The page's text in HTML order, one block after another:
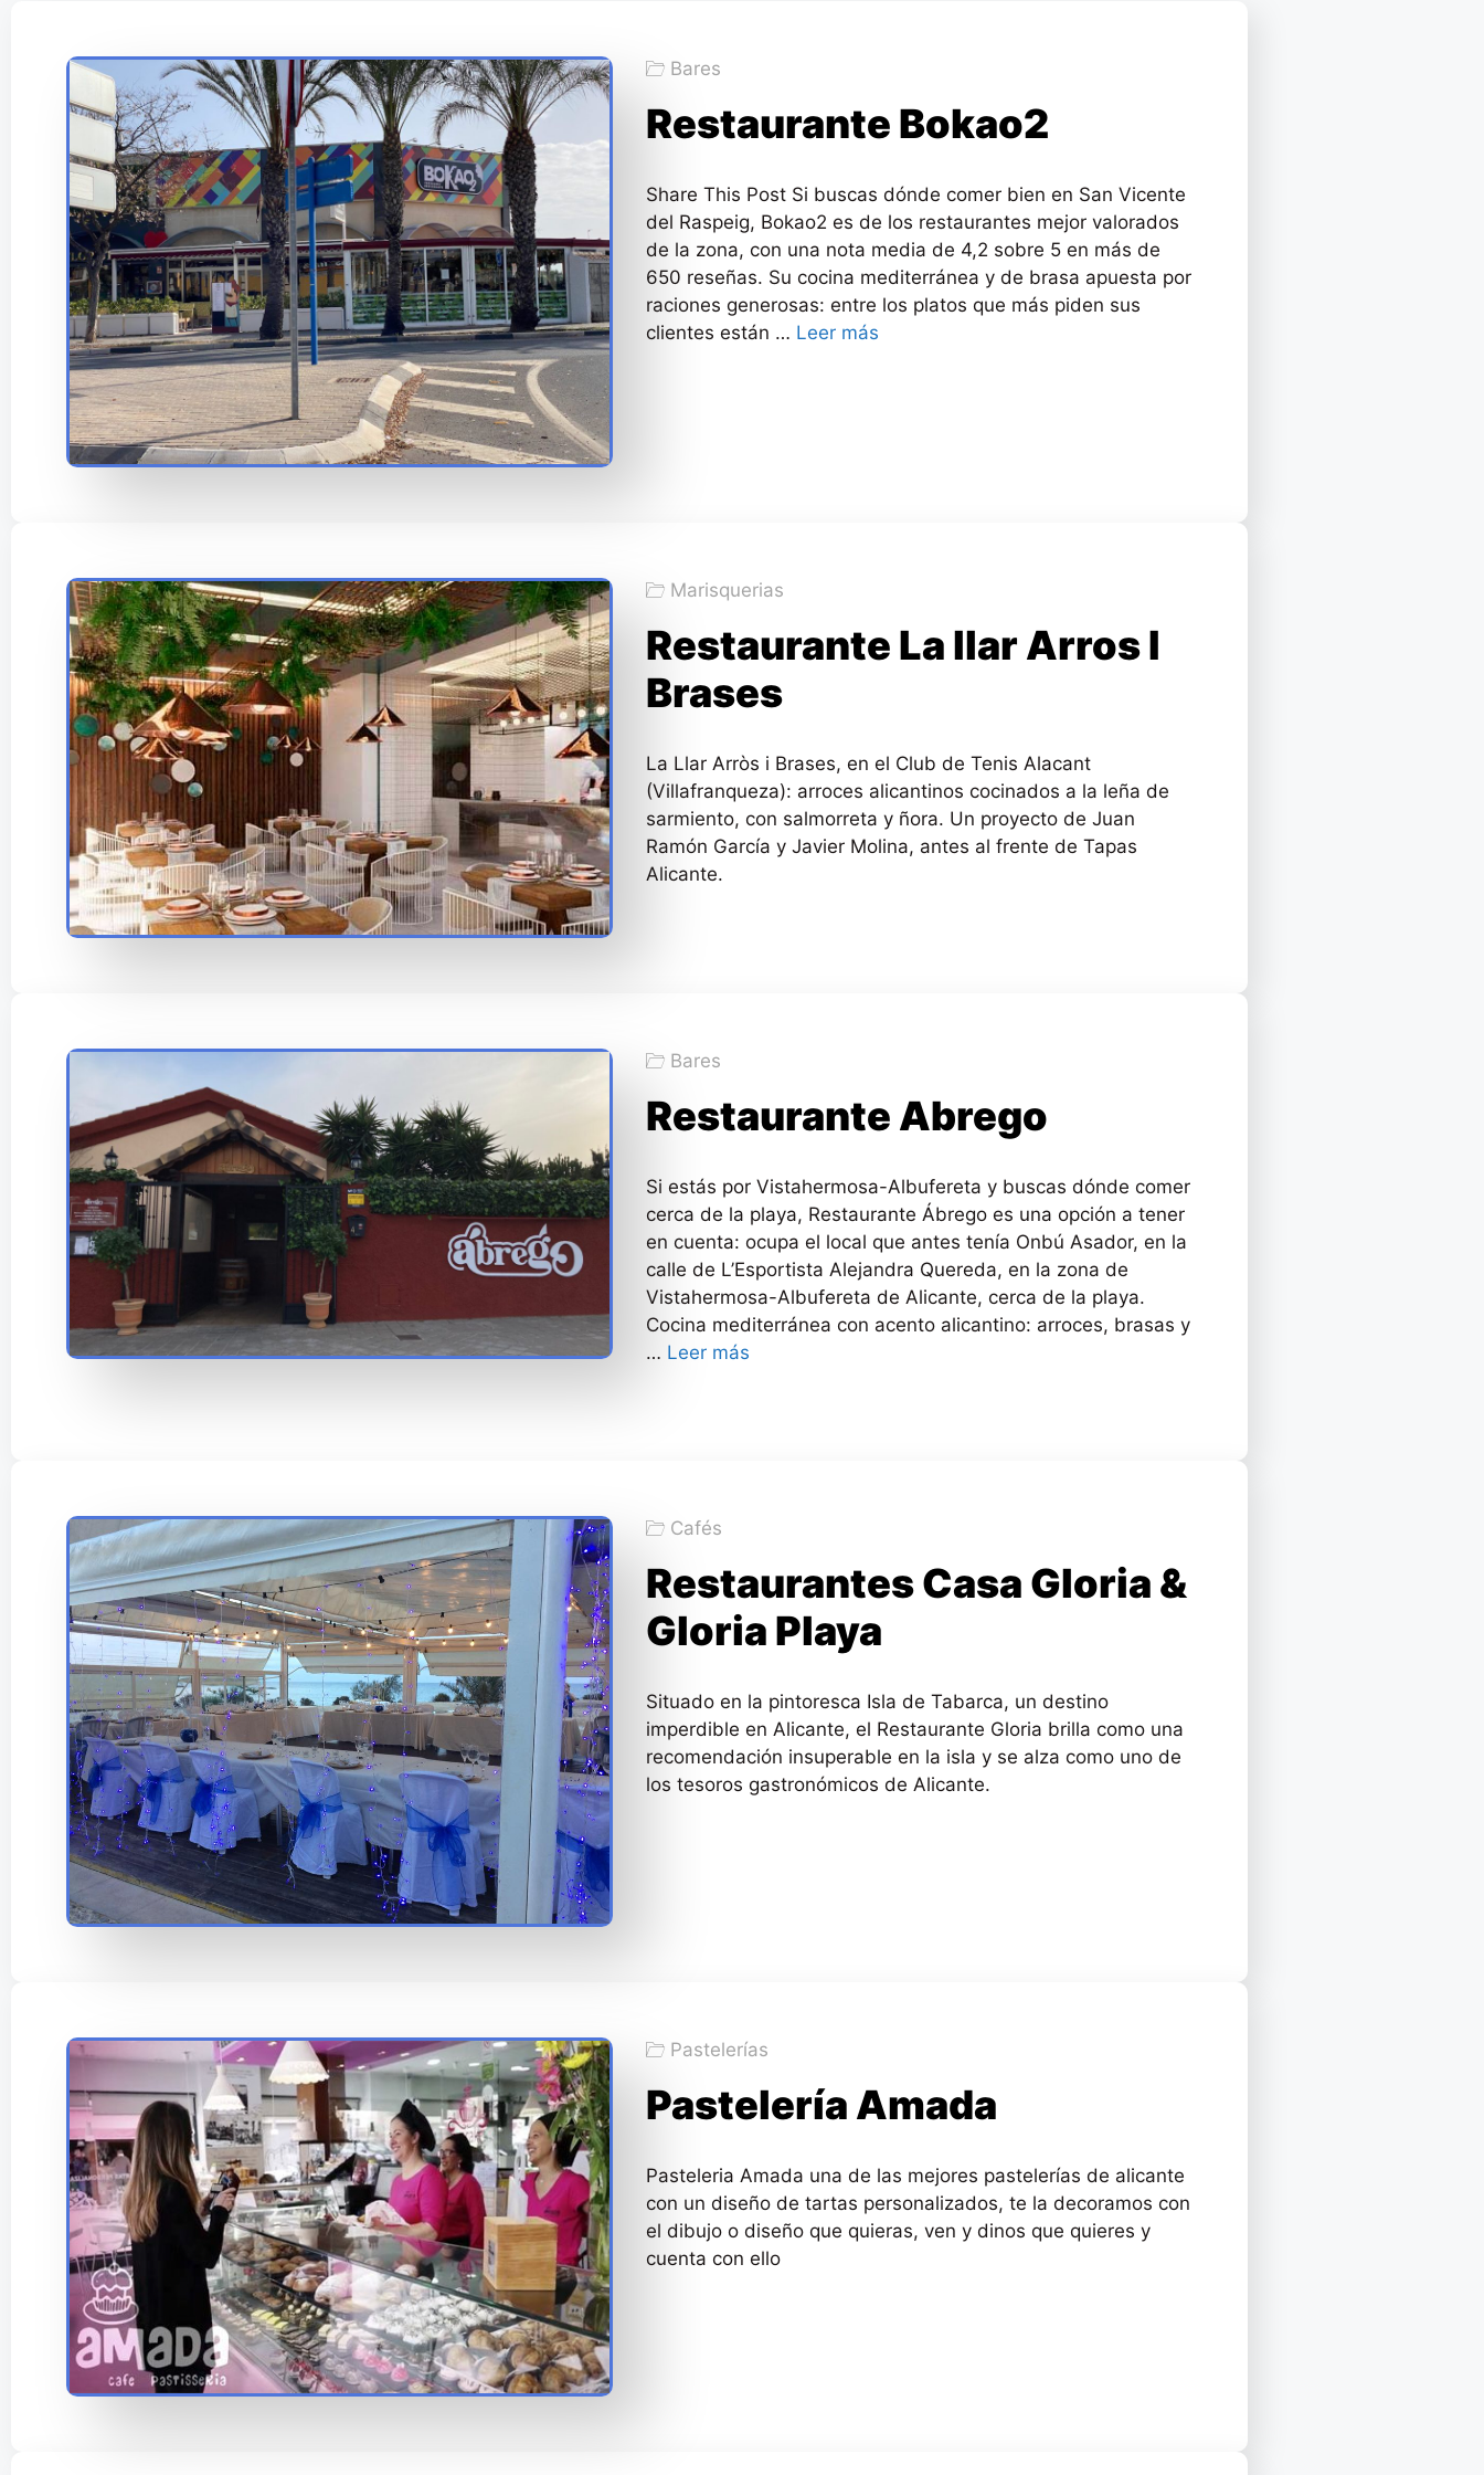
Bares
Restaurante Bokao2
Share This Post Si buscas dónde comer bien en San Vicente
del Raspeig, Bokao2 es de los restaurantes mejor valorados
de la zona, con una nota media de 4,2 sobre 5 en más de
650 reseñas. Su cocina mediterránea y de brasa apuesta por
raciones generosas: entre los platos que más piden sus
clientes están … Leer más
Marisquerias
Restaurante La llar Arros I
Brases
La Llar Arròs i Brases, en el Club de Tenis Alacant
(Villafranqueza): arroces alicantinos cocinados a la leña de
sarmiento, con salmorreta y ñora. Un proyecto de Juan
Ramón García y Javier Molina, antes al frente de Tapas
Alicante.
Bares
Restaurante Abrego
Si estás por Vistahermosa-Albufereta y buscas dónde comer
cerca de la playa, Restaurante Ábrego es una opción a tener
en cuenta: ocupa el local que antes tenía Onbú Asador, en la
calle de L’Esportista Alejandra Quereda, en la zona de
Vistahermosa-Albufereta de Alicante, cerca de la playa.
Cocina mediterránea con acento alicantino: arroces, brasas y
… Leer más
Cafés
Restaurantes Casa Gloria &
Gloria Playa
Situado en la pintoresca Isla de Tabarca, un destino
imperdible en Alicante, el Restaurante Gloria brilla como una
recomendación insuperable en la isla y se alza como uno de
los tesoros gastronómicos de Alicante.
Pastelerías
Pastelería Amada
Pasteleria Amada una de las mejores pastelerías de alicante
con un diseño de tartas personalizados, te la decoramos con
el dibujo o diseño que quieras, ven y dinos que quieres y
cuenta con ello